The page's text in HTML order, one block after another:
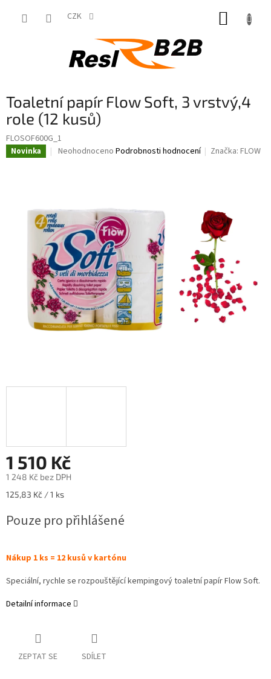
CZK
Toaletní papír Flow Soft, 3 vrstvý,4
role (12 kusů)
FLOSOF600G_1
Novinka
Průměrné
z
5
hvězdiček.
Neohodnoceno Podrobnosti hodnocení Značka:FLOW
1 510 Kč
1 248 Kč bez DPH
Měrná
125,83 Kč / 1 ks
Pouze pro přihlášené
Nákup 1 ks = 12 kusů v kartónu
Speciální, rychle se rozpouštějící kempingový toaletní papír Flow Soft.
Detailní informace
ZEPTAT SE SDÍLET